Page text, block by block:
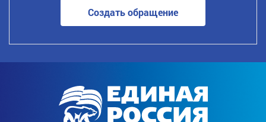
Создать обращение